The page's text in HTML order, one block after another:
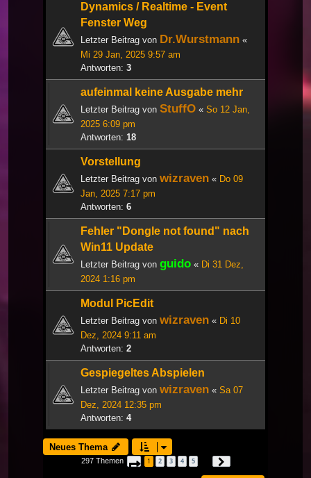
Dynamics / Realtime - Event
Fenster Weg
Letzter Beitrag von Dr.Wurstmann «
Mi 29 Jan, 2025 9:57 am
Antworten: 3
aufeinmal keine Ausgabe mehr
Letzter Beitrag von StuffO « So 12 Jan,
2025 6:09 pm
Antworten: 18
Vorstellung
Letzter Beitrag von wizraven « Do 09
Jan, 2025 7:17 pm
Antworten: 6
Fehler "Dongle not found" nach
Win11 Update
Letzter Beitrag von guido « Di 31 Dez,
2024 1:16 pm
Modul PicEdit
Letzter Beitrag von wizraven « Di 10
Dez, 2024 9:11 am
Antworten: 2
Gespiegeltes Abspielen
Letzter Beitrag von wizraven « Sa 07
Dez, 2024 12:35 pm
Antworten: 4
Neues Thema
297 Themen Seite 1von 10
1 2 3 4 5